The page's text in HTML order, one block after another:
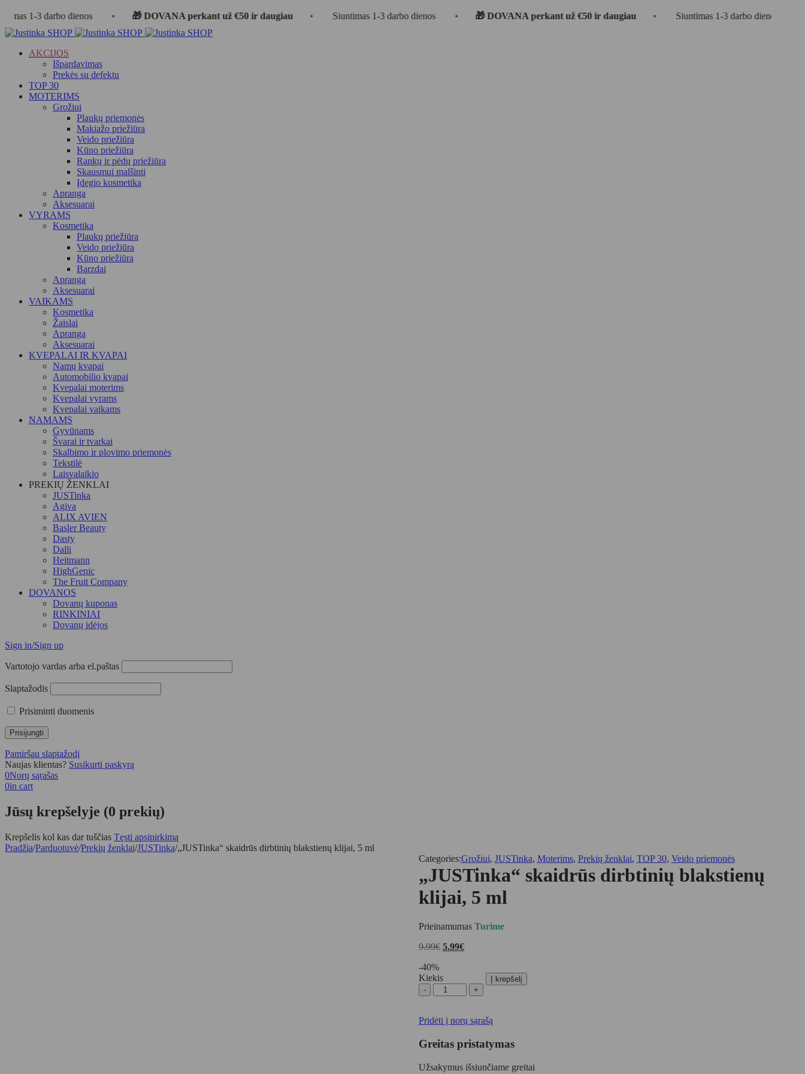
darbo dienos • 🎁 DOVANA perkant už €50 ir daugiau • Siuntimas 1-3 darbo dienos • 🎁 DOVANA perkant už €50 ir daugiau • Siuntimas 1-3 darbo dienos •
AKCIJOS
Išpardavimas
Prekės su defektu
TOP 30
MOTERIMS
Grožiui
Plaukų priemonės
Makiažo priežiūra
Veido priežiūra
Kūno priežiūra
Rankų ir pėdų priežiūra
Skausmui malšinti
Įdegio kosmetika
Apranga
Aksesuarai
VYRAMS
Kosmetika
Plaukų priežiūra
Veido priežiūra
Kūno priežiūra
Barzdai
Apranga
Aksesuarai
VAIKAMS
Kosmetika
Žaislai
Apranga
Aksesuarai
KVEPALAI IR KVAPAI
Namų kvapai
Automobilio kvapai
Kvepalai moterims
Kvepalai vyrams
Kvepalai vaikams
NAMAMS
Gyvūnams
Švarai ir tvarkai
Skalbimo ir plovimo priemonės
Tekstilė
Laisvalaikio
PREKIŲ ŽENKLAI
JUSTinka
Agiva
ALIX AVIEN
Basler Beauty
Dasty
Dalli
Heitmann
HighGenic
The Fruit Company
DOVANOS
Dovanų kuponas
RINKINIAI
Dovanų idėjos
Sign in/Sign up
Vartotojo vardas arba el.paštas
Slaptažodis
Prisiminti duomenis
Pamiršau slaptažodį
Naujas klientas? Susikurti paskyrą
0Norų sąrašas
0in cart
Jūsų krepšelyje (0 prekių)
Krepšelis kol kas dar tuščias Tęsti apsipirkimą
Pradžia/Parduotuvė/Prekių ženklai/JUSTinka/„JUSTinka“ skaidrūs dirbtinių blakstienų klijai, 5 ml
Categories:Grožiui, JUSTinka, Moterims, Prekių ženklai, TOP 30, Veido priemonės
„JUSTinka“ skaidrūs dirbtinių blakstienų
klijai, 5 ml
Prieinamumas Turime
9.99€ Original
9.99€.
5.99€Current
-40%
Kiekis
produkto
kiekis:
skaidrūs
blakstienų
5
Į krepšelį
Pridėti į norų sąrašą
Greitas pristatymas
Užsakymus išsiunčiame greitai